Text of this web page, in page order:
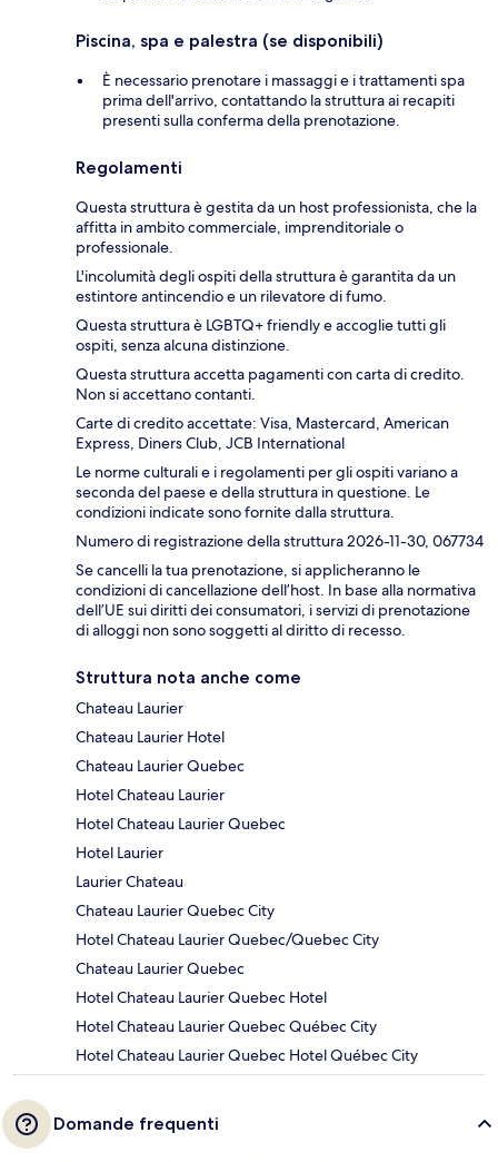
Piscina, spa e palestra (se disponibili)
È necessario prenotare i massaggi e i trattamenti spa
prima dell'arrivo, contattando la struttura ai recapiti
presenti sulla conferma della prenotazione.
Regolamenti
Questa struttura è gestita da un host professionista, che la
affitta in ambito commerciale, imprenditoriale o
professionale.
L'incolumità degli ospiti della struttura è garantita da un
estintore antincendio e un rilevatore di fumo.
Questa struttura è LGBTQ+ friendly e accoglie tutti gli
ospiti, senza alcuna distinzione.
Questa struttura accetta pagamenti con carta di credito.
Non si accettano contanti.
Carte di credito accettate: Visa, Mastercard, American
Express, Diners Club, JCB International
Le norme culturali e i regolamenti per gli ospiti variano a
seconda del paese e della struttura in questione. Le
condizioni indicate sono fornite dalla struttura.
Numero di registrazione della struttura 2026-11-30, 067734
Se cancelli la tua prenotazione, si applicheranno le
condizioni di cancellazione dell’host. In base alla normativa
dell’UE sui diritti dei consumatori, i servizi di prenotazione
di alloggi non sono soggetti al diritto di recesso.
Struttura nota anche come
Chateau Laurier
Chateau Laurier Hotel
Chateau Laurier Quebec
Hotel Chateau Laurier
Hotel Chateau Laurier Quebec
Hotel Laurier
Laurier Chateau
Chateau Laurier Quebec City
Hotel Chateau Laurier Quebec/Quebec City
Chateau Laurier Quebec
Hotel Chateau Laurier Quebec Hotel
Hotel Chateau Laurier Quebec Québec City
Hotel Chateau Laurier Quebec Hotel Québec City
Domande frequenti